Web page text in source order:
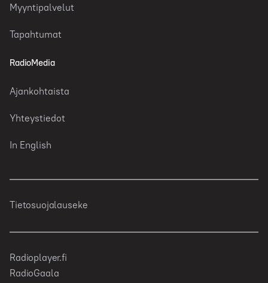
Myyntipalvelut
Tapahtumat
RadioMedia
Ajankohtaista
Yhteystiedot
In English
Tietosuojalauseke
Radioplayer.fi
RadioGaala